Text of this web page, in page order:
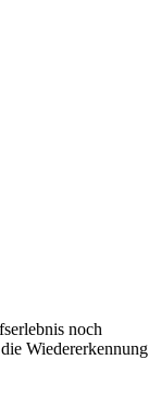
noch
Wiedererkennung